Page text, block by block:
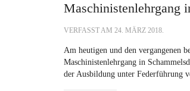
Maschinistenlehrgang
VERFASST AM 24. MÄRZ 2018.
Am heutigen und den vergangenen
Maschinistenlehrgang in
der Ausbildung unter Federführung